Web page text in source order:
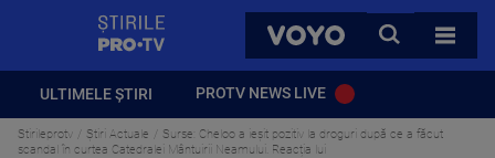
VOYO
CAUTA
TOATE
ULTIMELE ȘTIRI PROTV NEWS LIVE
Stirileprotv Știri Actuale
Surse: Cheloo a ieșit pozitiv la droguri după ce a făcut
scandal în curtea Catedralei Mântuirii Neamului. Reacția lui